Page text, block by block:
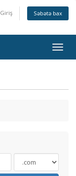
Giriş Səbətə bax